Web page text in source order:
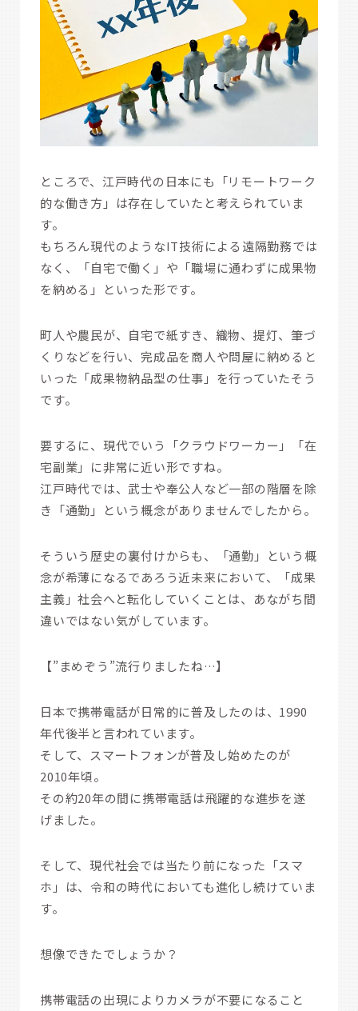
ところで、江戸時代の日本にも「リモートワーク
的な働き方」は存在していたと考えられていま
す。
もちろん現代のようなIT技術による遠隔勤務では
なく、「自宅で働く」や「職場に通わずに成果物
を納める」といった形です。
町人や農民が、自宅で紙すき、織物、提灯、筆づ
くりなどを行い、完成品を商人や問屋に納めると
いった「成果物納品型の仕事」を行っていたそう
です。
要するに、現代でいう「クラウドワーカー」「在
宅副業」に非常に近い形ですね。
江戸時代では、武士や奉公人など一部の階層を除
き「通勤」という概念がありませんでしたから。
そういう歴史の裏付けからも、「通勤」という概
念が希薄になるであろう近未来において、「成果
主義」社会へと転化していくことは、あながち間
違いではない気がしています。
【”まめぞう”流行りましたね…】
日本で携帯電話が日常的に普及したのは、1990
年代後半と言われています。
そして、スマートフォンが普及し始めたのが
2010年頃。
その約20年の間に携帯電話は飛躍的な進歩を遂
げました。
そして、現代社会では当たり前になった「スマ
ホ」は、令和の時代においても進化し続けていま
す。
想像できたでしょうか？
携帯電話の出現によりカメラが不要になること